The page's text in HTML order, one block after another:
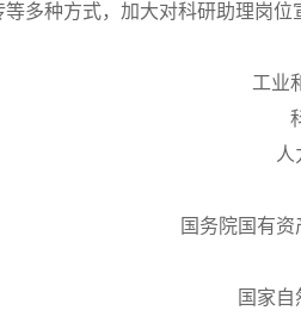
多种方式，加大对科研助理岗位
工业
人
国务院国有
国家